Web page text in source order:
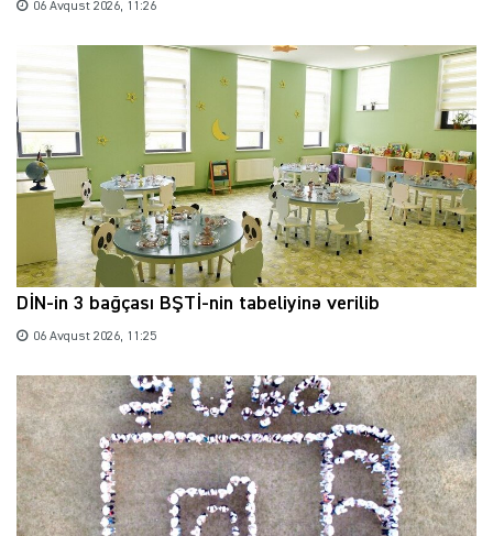
06 Avqust 2026, 11:26
DİN-in 3 bağçası BŞTİ-nin tabeliyinə verilib
06 Avqust 2026, 11:25